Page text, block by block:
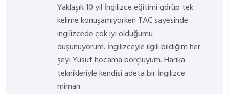
Yaklaşık 10 yıl İngilizce eğitimi görüp tek
kelime konuşamıyorken TAC sayesinde
ingilizcede çok iyi olduğumu
düşünüyorum. İngilizceyle ilgili bildiğim her
şeyi Yusuf hocama borçluyum. Harika
teknikleriyle kendisi adeta bir İngilizce
mimarı.